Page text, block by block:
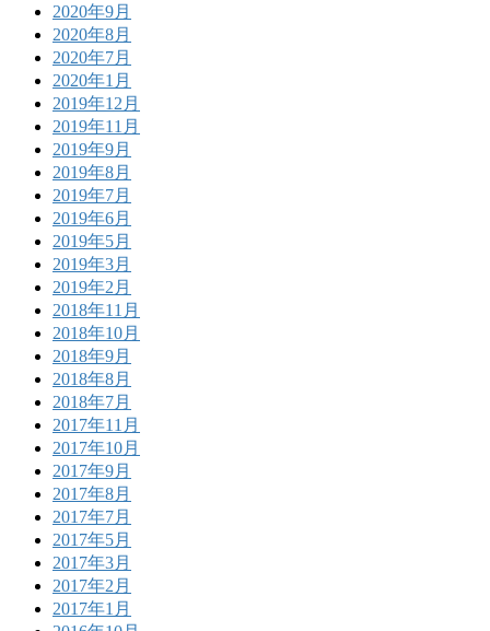
2020年9月
2020年8月
2020年7月
2020年1月
2019年12月
2019年11月
2019年9月
2019年8月
2019年7月
2019年6月
2019年5月
2019年3月
2019年2月
2018年11月
2018年10月
2018年9月
2018年8月
2018年7月
2017年11月
2017年10月
2017年9月
2017年8月
2017年7月
2017年5月
2017年3月
2017年2月
2017年1月